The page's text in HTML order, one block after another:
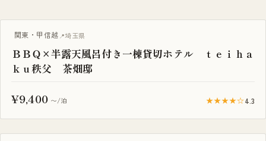
BBQ・焚き火
関東・甲信越 埼玉県
ＢＢＱ×半露天風呂付き一棟貸切ホテル ｔｅｉｈａ
ｋｕ秩父 茶畑邸
¥9,400 〜/泊 ★★★★☆4.3